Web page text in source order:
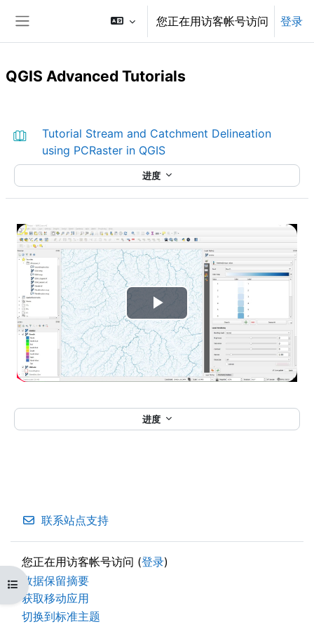
您正在用访客帐号访问 登录
打开课程索引
QGIS Advanced Tutorials
Tutorial Stream and Catchment Delineation
using PCRaster in QGIS图书
进度
进度
播
放
视
频
联系站点支持
您正在用访客帐号访问 (登录)
‎数据保留摘要‎
获取移动应用
切换到标准主题